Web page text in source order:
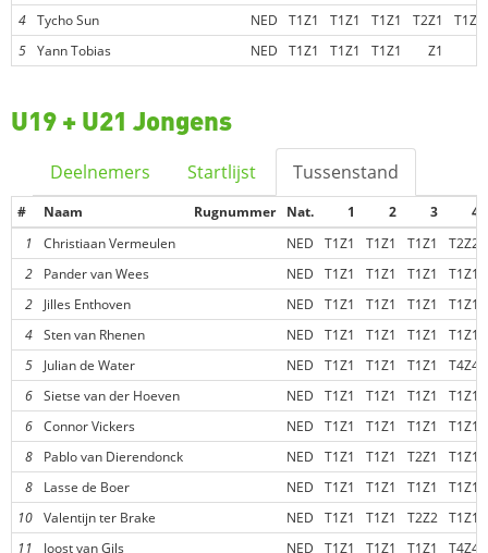
4 Tycho Sun NED T1Z1 T1Z1 T1Z1 T2Z1
T1Z1
5 Yann Tobias NED T1Z1 T1Z1 T1Z1 Z1
U19 + U21 Jongens
Deelnemers Startlijst Tussenstand
# Naam Rugnummer Nat. 1 2 3
4
1
Christiaan Vermeulen NED T1Z1 T1Z1 T1Z1
T2Z2
2
Pander van Wees NED T1Z1 T1Z1 T1Z1
T1Z1
2
Jilles Enthoven NED T1Z1 T1Z1 T1Z1
T1Z1
4 Sten van Rhenen NED T1Z1 T1Z1 T1Z1
T1Z1
5
Julian de Water NED T1Z1 T1Z1 T1Z1
T4Z4
6 Sietse van der Hoeven NED T1Z1 T1Z1 T1Z1
T1Z1
6 Connor Vickers NED T1Z1 T1Z1 T1Z1
T1Z1
8
Pablo van Dierendonck NED T1Z1 T1Z1 T2Z1
T1Z1
8
Lasse de Boer NED T1Z1 T1Z1 T1Z1
T1Z1
10 Valentijn ter Brake NED T1Z1 T1Z1 T2Z2 T1Z1
11
Joost van Gils NED T1Z1 T1Z1 T1Z1
T4Z4